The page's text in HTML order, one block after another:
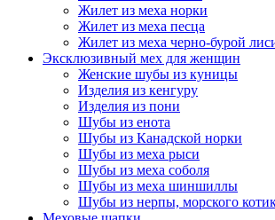
Жилет из меха норки
Жилет из меха песца
Жилет из меха черно-бурой
Эксклюзивный мех для женщин
Женские шубы из куницы
Изделия из кенгуру
Изделия из пони
Шубы из енота
Шубы из Канадской норки
Шубы из меха рыси
Шубы из меха соболя
Шубы из меха шиншиллы
Шубы из нерпы, морского